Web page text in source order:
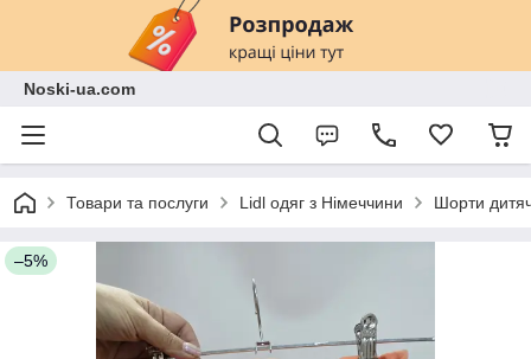
Noski-ua.com
Товари та послуги Lidl одяг з Німеччини Шорти
–5%